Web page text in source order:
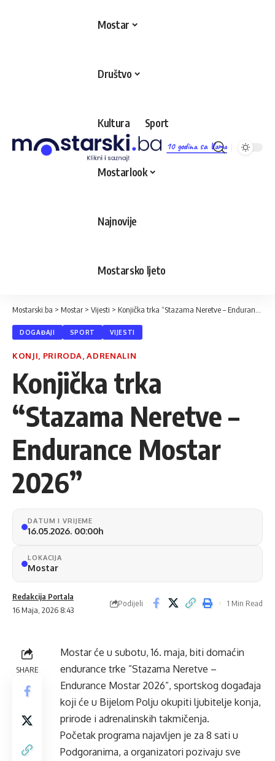
10 godina sa Vama
Mostar
Društvo
Kultura Sport
Mostarlook
Najnovije
Mostarsko ljeto
Mostarski.ba > Mostar > Vijesti > Konjička trka “Stazama Neretve – Endurance Mostar 2026”
DOGAĐAJI SPORT VIJESTI
KONJI, PRIRODA, ADRENALIN
Konjička trka
“Stazama Neretve –
Endurance Mostar
2026”
DATUM I VRIJEME
16.05.2026. 00:00h
LOKACIJA
Mostar
16 Maja, 2026 8:43
Redakcija Portala
Podijeli 1 Min Read
SHARE
Mostar će u subotu, 16. maja, biti domaćin
endurance trke ”Stazama Neretve –
Endurance Mostar 2026”, sportskog događaja
koji će u Bijelom Polju okupiti ljubitelje konja,
prirode i adrenalinskih takmičenja.
Početak programa najavljen je za 8 sati u
Podgoranima, a organizatori pozivaju sve